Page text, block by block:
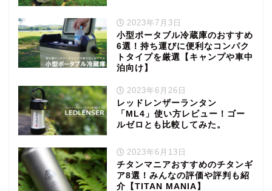
2023年7月3日
小型ポータブル冷蔵庫のおすすめ
6選！持ち運びに便利なコンパク
トタイプを厳選【キャンプや車中
泊向け】
2023年6月26日
レッドレンザーランタン
「ML4」使い方レビュー！ゴー
ルゼロとも比較してみた。
2023年6月13日
チタンマニアおすすめのチタンギ
ア8選！みんなの評価や評判も紹
介【TITAN MANIA】